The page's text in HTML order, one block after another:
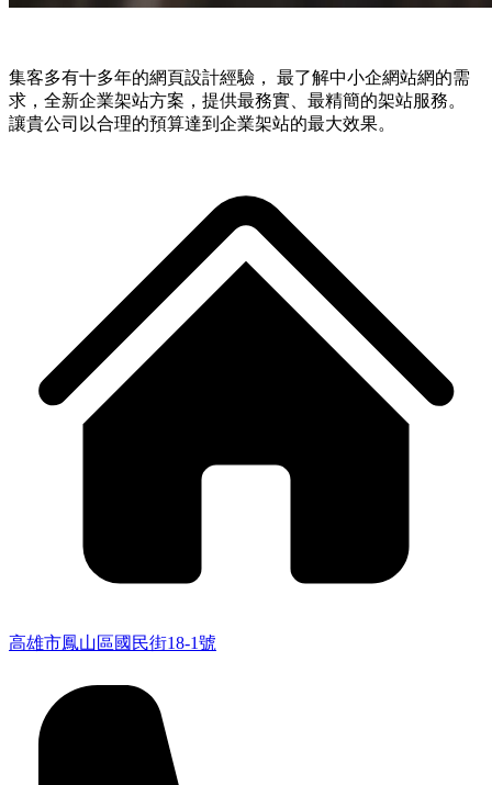
集客多有十多年的網頁設計經驗， 最了解中小企網站網的需
求，全新企業架站方案，提供最務實、最精簡的架站服務。
讓貴公司以合理的預算達到企業架站的最大效果。
高雄市鳳山區國民街18-1號